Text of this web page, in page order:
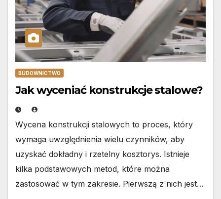
BUDOWNICTWO
Jak wyceniać konstrukcje stalowe?
Wycena konstrukcji stalowych to proces, który
wymaga uwzględnienia wielu czynników, aby
uzyskać dokładny i rzetelny kosztorys. Istnieje
kilka podstawowych metod, które można
zastosować w tym zakresie. Pierwszą z nich jest…